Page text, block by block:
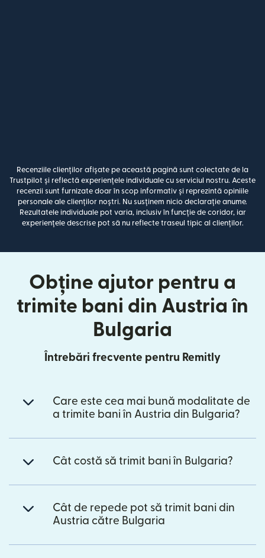
Recenziile clienților afișate pe această pagină sunt colectate de la
Trustpilot și reflectă experiențele individuale cu serviciul nostru. Aceste
recenzii sunt furnizate doar în scop informativ și reprezintă opiniile
personale ale clienților noștri. Nu susținem nicio declarație anume.
Rezultatele individuale pot varia, inclusiv în funcție de coridor, iar
experiențele descrise pot să nu reflecte traseul tipic al clienților.
Obține ajutor pentru a
trimite bani din Austria în
Bulgaria
Întrebări frecvente pentru Remitly
Care este cea mai bună modalitate de
a trimite bani în Austria din Bulgaria?
Cât costă să trimit bani în Bulgaria?
Cât de repede pot să trimit bani din
Austria către Bulgaria